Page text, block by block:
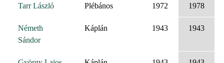
Tarr László Plébános 1972 1978
Németh
Sándor
Káplán 1943 1943